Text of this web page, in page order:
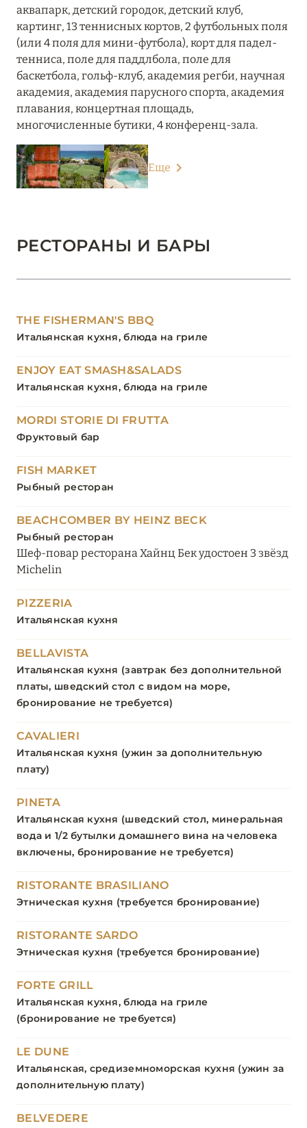
аквапарк, детский городок, детский клуб,
картинг, 13 теннисных кортов, 2 футбольных поля
(или 4 поля для мини-футбола), корт для падел-
тенниса, поле для паддлбола, поле для
баскетбола, гольф-клуб, академия регби, научная
академия, академия парусного спорта, академия
плавания, концертная площадь,
многочисленные бутики, 4 конференц-зала.
Еще
РЕСТОРАНЫ И БАРЫ
THE FISHERMAN'S BBQ
Итальянская кухня, блюда на гриле
ENJOY EAT SMASH&SALADS
Итальянская кухня, блюда на гриле
MORDI STORIE DI FRUTTA
Фруктовый бар
FISH MARKET
Рыбный ресторан
BEACHCOMBER BY HEINZ BECK
Рыбный ресторан
Шеф-повар ресторана Хайнц Бек удостоен 3 звёзд
Michelin
PIZZERIA
Итальянская кухня
BELLAVISTA
Итальянская кухня (завтрак без дополнительной
платы, шведский стол с видом на море,
бронирование не требуется)
CAVALIERI
Итальянская кухня (ужин за дополнительную
плату)
PINETA
Итальянская кухня (шведский стол, минеральная
вода и 1/2 бутылки домашнего вина на человека
включены, бронирование не требуется)
RISTORANTE BRASILIANO
Этническая кухня (требуется бронирование)
RISTORANTE SARDO
Этническая кухня (требуется бронирование)
FORTE GRILL
Итальянская кухня, блюда на гриле
(бронирование не требуется)
LE DUNE
Итальянская, средиземноморская кухня (ужин за
дополнительную плату)
BELVEDERE